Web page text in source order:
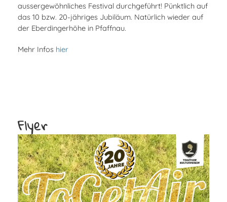
aussergewöhnliches Festival durchgeführt! Pünktlich auf
das 10 bzw. 20-jähriges Jubiläum. Natürlich wieder auf
der Eberdingerhöhe in Pfaffnau.
Mehr Infos hier
Flyer